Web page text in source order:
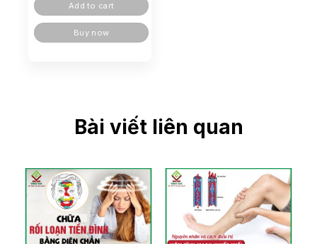
Add to cart
Buy now
Bài viết liên quan